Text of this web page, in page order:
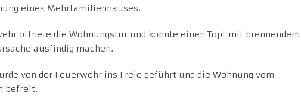
eines Mehrfamilienhauses.
öffnete die Wohnungstür und konnte einen Topf mit brennendem
ausfindig machen.
von der Feuerwehr ins Freie geführt und die Wohnung vom
befreit.